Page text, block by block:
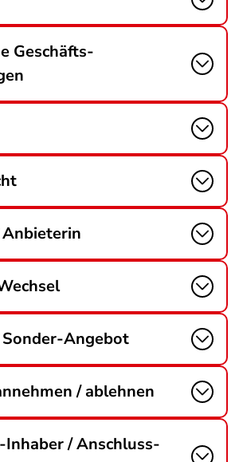
Geschäfts-
Angebot
/ ablehnen
Inhaber / Anschluss-